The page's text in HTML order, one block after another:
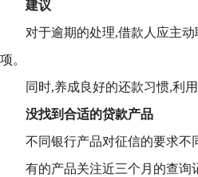
建议
对于逾期的处理,借款人应主
项。
同时,养成良好的还款习惯,利
没找到合适的贷款产品
不同银行产品对征信的要求不
有的产品关注近三个月的查询